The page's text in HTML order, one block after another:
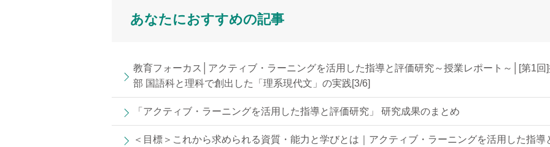
あなたにおすすめの記事
教育フォーカス│アクティブ・ラーニングを活用した指導と評価研究～授業レポート～│[第1
部 国語科と理科で創出した「理系現代文」の実践[3/6]
「アクティブ・ラーニングを活用した指導と評価研究」 研究成果のまとめ
＜目標＞これから求められる資質・能力と学びとは｜アクティブ・ラーニングを活用した指導